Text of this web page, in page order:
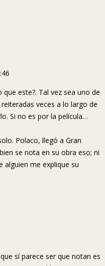
este?. Tal vez sea uno de
veces a lo largo de
Si no es por la película…
Polaco, llegó a Gran
se nota en su obra eso; ni
alguien me explique su
sí parece ser que notan es